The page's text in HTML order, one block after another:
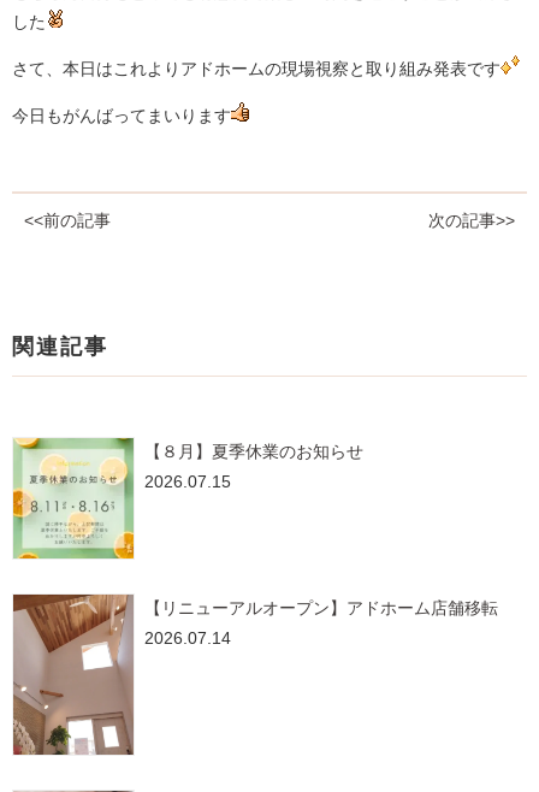
した
さて、本日はこれよりアドホームの現場視察と取り組み発表です
今日もがんばってまいります
<<前の記事 次の記事>>
関連記事
【８月】夏季休業のお知らせ
2026.07.15
【リニューアルオープン】アドホーム店舗移転
2026.07.14